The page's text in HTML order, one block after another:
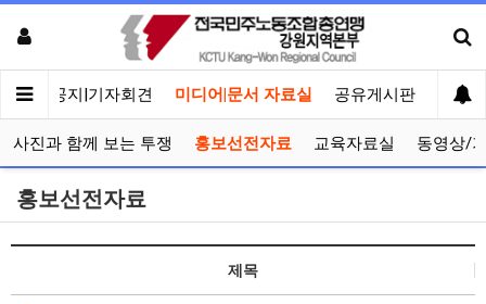
인 공지|기자회견 미디어|문서 자료실 공유게시판 선거
사진과 함께 보는 투쟁 홍보선전자료 교육자료실 동영상/
홍보선전자료
제목